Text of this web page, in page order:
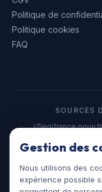
Politique de
Politique cookies
FAQ
SOURCES
legifrance.gouv.fr
©2026
Gestion des
Nous utilisons des
expérience possible